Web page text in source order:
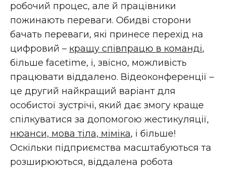
робочий процес, але й працівники
пожинають переваги. Обидві сторони
бачать переваги, які принесе перехід на
цифровий – кращу співпрацю в команді,
більше facetime, і, звісно, ​​можливість
працювати віддалено. Відеоконференції –
це другий найкращий варіант для
особистої зустрічі, який дає змогу краще
спілкуватися за допомогою жестикуляції,
нюанси, мова тіла, міміка, і більше!
Оскільки підприємства масштабуються та
розширюються, віддалена робота